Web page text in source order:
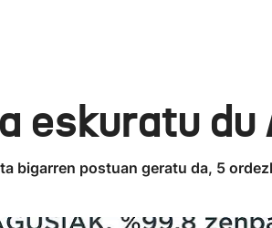
eskuratu du
bigarren postuan geratu da, 5